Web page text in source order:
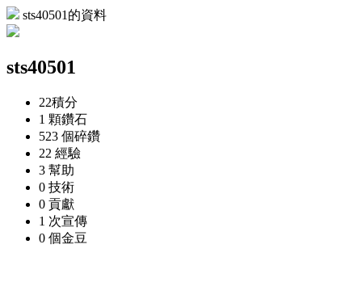
sts40501的資料
sts40501
22積分
1 顆鑽石
523 個碎鑽
22 經驗
3 幫助
0 技術
0 貢獻
1 次宣傳
0 個金豆